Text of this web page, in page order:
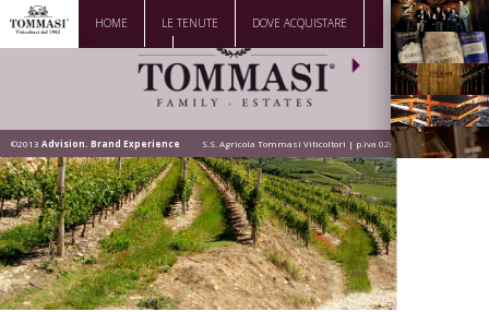
HOME LE TENUTE DOVE ACQUISTARE
DOWNLOAD CONTATTI
La Famiglia
Vini
Visita la
Cantina
Dove siamo
News |
Eventi
©2013 Advision. Brand Experience S.S. Agricola Tommasi Viticoltori | p.iva 02628200236